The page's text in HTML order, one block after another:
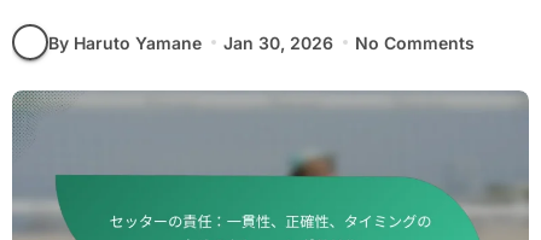
By Haruto Yamane Jan 30, 2026 No Comments